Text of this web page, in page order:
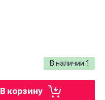
В наличии 1
В корзину